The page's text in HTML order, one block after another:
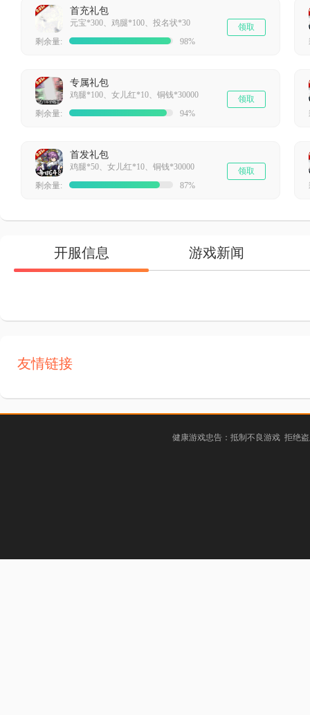
首充礼包
元宝*300、鸡腿*100、投名状*30
剩余量:
98%
领取
专属礼包
鸡腿*100、女儿红*10、铜钱*30000
剩余量:
94%
领取
首发礼包
鸡腿*50、女儿红*10、铜钱*30000
剩余量:
87%
领取
开服信息 游戏新闻
友情链接
健康游戏忠告：抵制不良游戏 拒绝